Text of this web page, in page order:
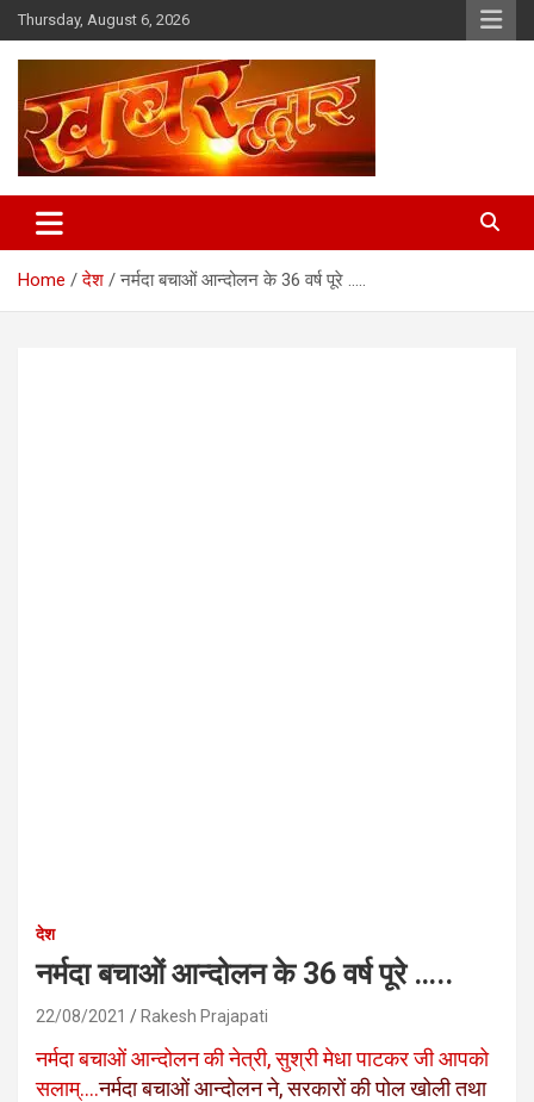
Skip
to
content
Thursday, August 6, 2026
Khabar Dwar
Home देश नर्मदा बचाओं आन्दोलन के 36 वर्ष पूरे …..
देश
नर्मदा बचाओं आन्दोलन के 36 वर्ष पूरे …..
22/08/2021 Rakesh Prajapati
नर्मदा बचाओं आन्दोलन की नेत्री, सुश्री मेधा पाटकर जी आपको
सलाम्….नर्मदा बचाओं आन्दोलन ने, सरकारों की पोल खोली तथा